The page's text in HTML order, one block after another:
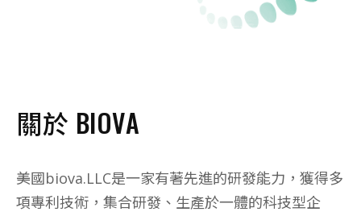
關於 BIOVA
美國biova.LLC是一家有著先進的研發能力，獲得多
項專利技術，集合研發、生產於一體的科技型企